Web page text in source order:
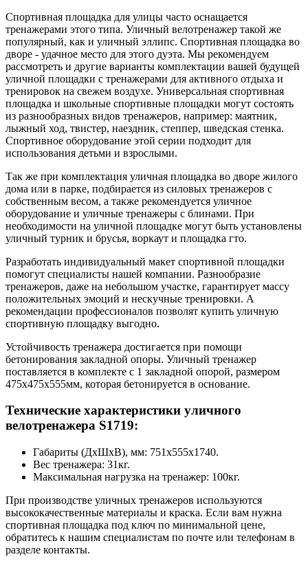
Спортивная площадка для улицы часто оснащается
тренажерами этого типа. Уличный велотренажер такой же
популярный, как и уличный эллипс. Спортивная площадка во
дворе - удачное место для этого дуэта. Мы рекомендуем
рассмотреть и другие варианты комплектации вашей будущей
уличной площадки с тренажерами для активного отдыха и
тренировок на свежем воздухе. Универсальная спортивная
площадка и школьные спортивные площадки могут состоять
из разнообразных видов тренажеров, например: маятник,
лыжный ход, твистер, наездник, степпер, шведская стенка.
Спортивное оборудование этой серии подходит для
использования детьми и взрослыми.
Так же при комплектация уличная площадка во дворе жилого
дома или в парке, подбирается из силовых тренажеров с
собственным весом, а также рекомендуется уличное
оборудование и уличные тренажеры с блинами. При
необходимости на уличной площадке могут быть установлены
уличный турник и брусья, воркаут и площадка гто.
Разработать индивидуальный макет спортивной площадки
помогут специалисты нашей компании. Разнообразие
тренажеров, даже на небольшом участке, гарантирует массу
положительных эмоций и нескучные тренировки. А
рекомендации профессионалов позволят купить уличную
спортивную площадку выгодно.
Устойчивость тренажера достигается при помощи
бетонирования закладной опоры. Уличный тренажер
поставляется в комплекте с 1 закладной опорой, размером
475х475х555мм, которая бетонируется в основание.
Технические характеристики уличного
велотренажера S1719:
Габариты (ДхШхВ), мм: 751х555х1740.
Вес тренажера: 31кг.
Максимальная нагрузка на тренажер: 100кг.
При производстве уличных тренажеров используются
высококачественные материалы и краска. Если вам нужна
спортивная площадка под ключ по минимальной цене,
обратитесь к нашим специалистам по почте или телефонам в
разделе контакты.